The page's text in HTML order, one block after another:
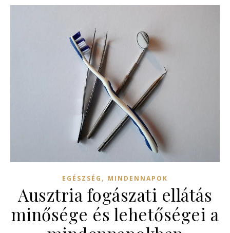
EGÉSZSÉG , MINDENNAPOK
Ausztria fogászati ellátás
minősége és lehetőségei a